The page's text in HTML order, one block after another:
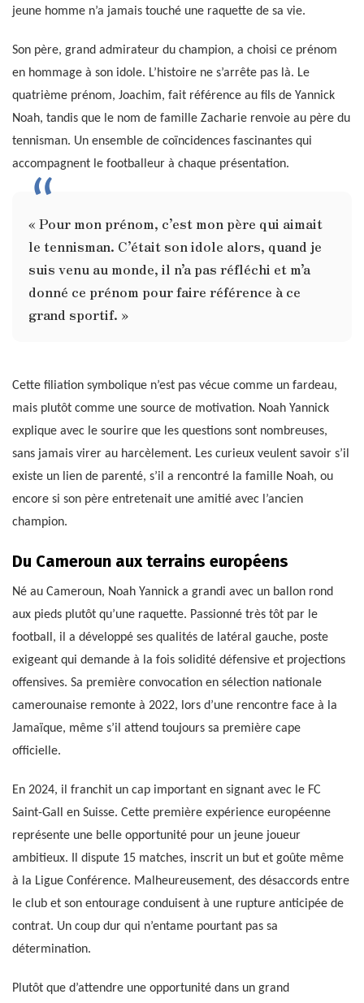
jeune homme n’a jamais touché une raquette de sa vie.
Son père, grand admirateur du champion, a choisi ce prénom
en hommage à son idole. L’histoire ne s’arrête pas là. Le
quatrième prénom, Joachim, fait référence au fils de Yannick
Noah, tandis que le nom de famille Zacharie renvoie au père du
tennisman. Un ensemble de coïncidences fascinantes qui
accompagnent le footballeur à chaque présentation.
« Pour mon prénom, c’est mon père qui aimait
le tennisman. C’était son idole alors, quand je
suis venu au monde, il n’a pas réfléchi et m’a
donné ce prénom pour faire référence à ce
grand sportif. »
Cette filiation symbolique n’est pas vécue comme un fardeau,
mais plutôt comme une source de motivation. Noah Yannick
explique avec le sourire que les questions sont nombreuses,
sans jamais virer au harcèlement. Les curieux veulent savoir s’il
existe un lien de parenté, s’il a rencontré la famille Noah, ou
encore si son père entretenait une amitié avec l’ancien
champion.
Du Cameroun aux terrains européens
Né au Cameroun, Noah Yannick a grandi avec un ballon rond
aux pieds plutôt qu’une raquette. Passionné très tôt par le
football, il a développé ses qualités de latéral gauche, poste
exigeant qui demande à la fois solidité défensive et projections
offensives. Sa première convocation en sélection nationale
camerounaise remonte à 2022, lors d’une rencontre face à la
Jamaïque, même s’il attend toujours sa première cape
officielle.
En 2024, il franchit un cap important en signant avec le FC
Saint-Gall en Suisse. Cette première expérience européenne
représente une belle opportunité pour un jeune joueur
ambitieux. Il dispute 15 matches, inscrit un but et goûte même
à la Ligue Conférence. Malheureusement, des désaccords entre
le club et son entourage conduisent à une rupture anticipée de
contrat. Un coup dur qui n’entame pourtant pas sa
détermination.
Plutôt que d’attendre une opportunité dans un grand